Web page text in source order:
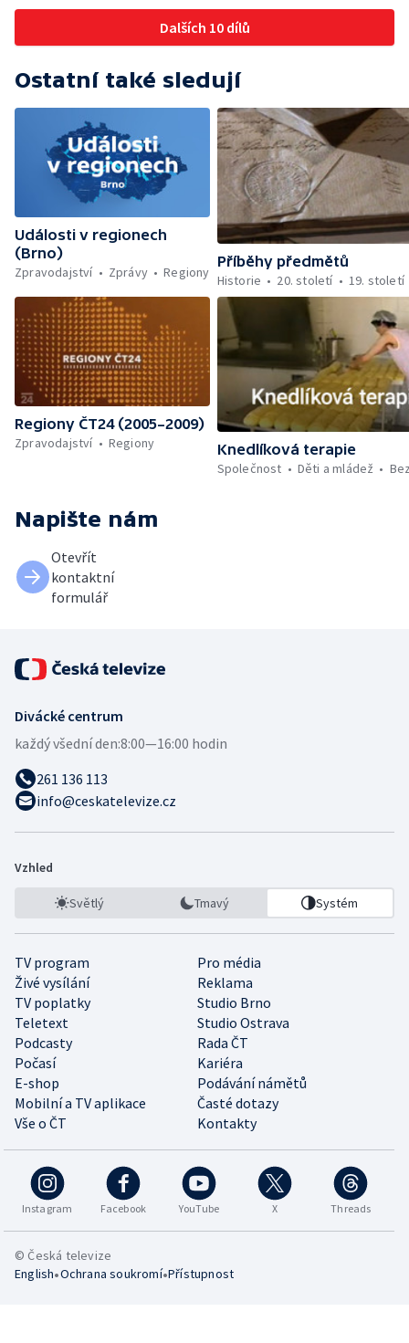
Dalších 10 dílů
Ostatní také sledují
Události v regionech
(Brno)
Zpravodajství
Zprávy Regiony
Příběhy předmětů
Historie
20. století 19. století
Regiony ČT24 (2005–2009)
Zpravodajství
Regiony
Knedlíková terapie
Společnost
Děti a mládež
Napište nám
Otevřít
kontaktní
formulář
Divácké centrum
každý všední den:8:00—16:00 hodin
261 136 113
info@ceskatelevize.cz
Vzhled
Světlý Tmavý Systém
TV program
Pro média
Živé vysílání
Reklama
TV poplatky
Studio Brno
Teletext
Studio Ostrava
Podcasty
Rada ČT
Počasí
Kariéra
E-shop
Podávání námětů
Mobilní a TV aplikace
Časté dotazy
Vše o ČT
Kontakty
Instagram Facebook YouTube X Threads
© Česká televize
English•Ochrana soukromí•Přístupnost